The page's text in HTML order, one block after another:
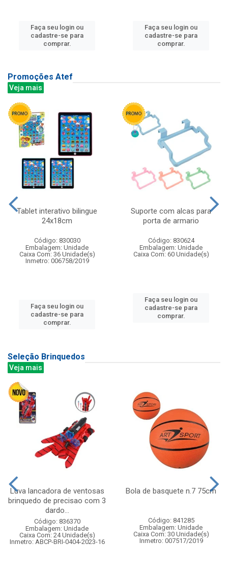
Faça seu login ou
cadastre-se para
comprar.
Faça seu login ou
cadastre-se para
comprar.
Promoções Atef
Veja mais
Tablet interativo bilingue
24x18cm
Código: 830030
Embalagem: Unidade
Caixa Com: 36 Unidade(s)
Inmetro: 006758/2019
Faça seu login ou
cadastre-se para
comprar.
Suporte com alcas para
porta de armario
Código: 830624
Embalagem: Unidade
Caixa Com: 60 Unidade(s)
Faça seu login ou
cadastre-se para
comprar.
Seleção Brinquedos
Veja mais
Luva lancadora de ventosas
brinquedo de precisao com 3
dardo...
Código: 836370
Embalagem: Unidade
Caixa Com: 24 Unidade(s)
Inmetro: ABCP-BRI-0404-2023-16
Bola de basquete n.7 75cm
Código: 841285
Embalagem: Unidade
Caixa Com: 30 Unidade(s)
Inmetro: 007517/2019